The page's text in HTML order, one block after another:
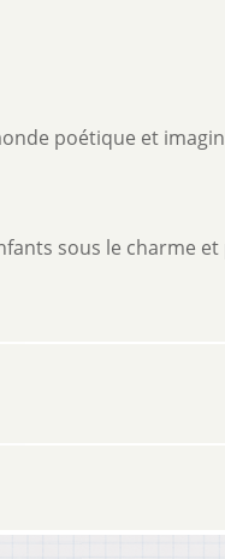
poétique et
sous le charme